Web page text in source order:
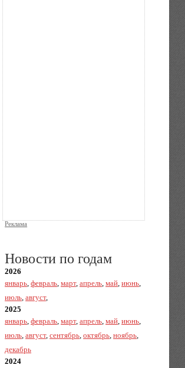
Реклама
Новости по годам
2026
январь,февраль,март,апрель,май,июнь,
июль,август,
2025
январь,февраль,март,апрель,май,июнь,
июль,август,сентябрь,октябрь,ноябрь,
декабрь
2024